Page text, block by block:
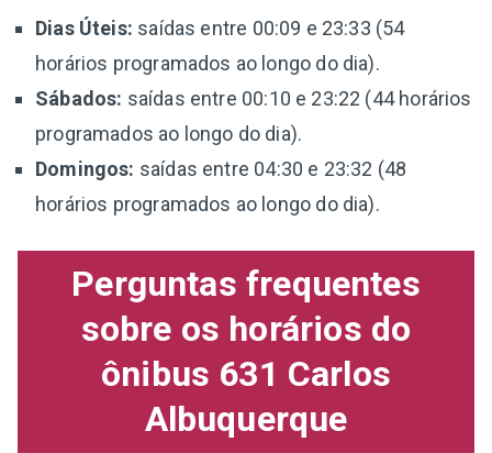
Dias Úteis: saídas entre 00:09 e 23:33 (54
horários programados ao longo do dia).
Sábados: saídas entre 00:10 e 23:22 (44 horários
programados ao longo do dia).
Domingos: saídas entre 04:30 e 23:32 (48
horários programados ao longo do dia).
Perguntas frequentes
sobre os horários do
ônibus 631 Carlos
Albuquerque